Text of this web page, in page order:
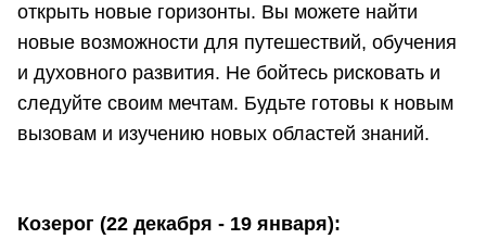
открыть новые горизонты. Вы можете найти
новые возможности для путешествий, обучения
и духовного развития. Не бойтесь рисковать и
следуйте своим мечтам. Будьте готовы к новым
вызовам и изучению новых областей знаний.
Козерог (22 декабря - 19 января):